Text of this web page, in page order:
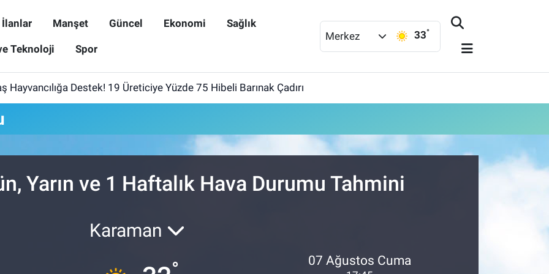
İlanlar Manşet Güncel Ekonomi Sağlık
Teknoloji Spor
Merkez 33°
Hayvancılığa Destek! 19 Üreticiye Yüzde 75 Hibeli Barınak Çadırı
Yarın ve 1 Haftalık Hava Durumu Tahmini
Karaman
° 07 Ağustos Cuma